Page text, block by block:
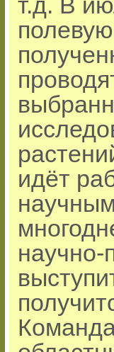
идёт
научно-